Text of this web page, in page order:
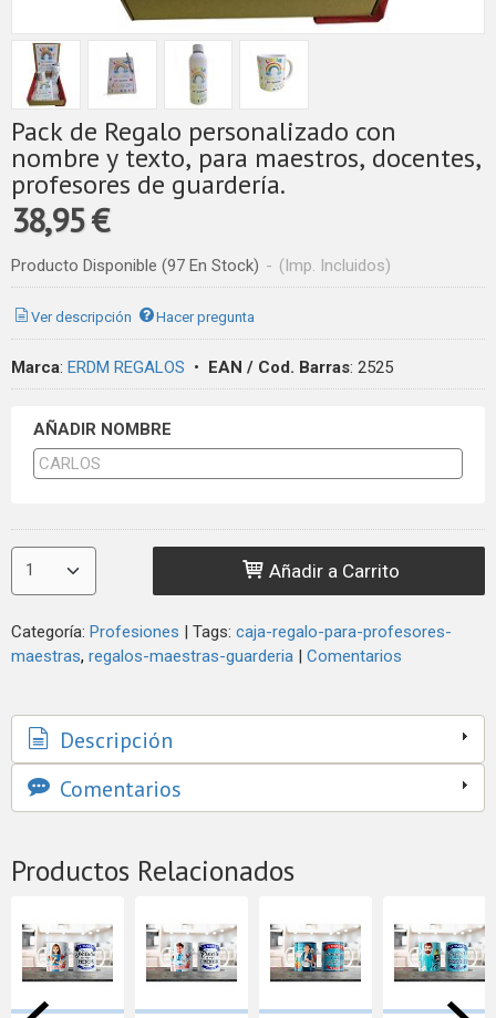
Pack de Regalo personalizado con
nombre y texto, para maestros, docentes,
profesores de guardería.
38,95 €
Producto Disponible (97 En Stock) - (Imp. Incluidos)
Ver descripción Hacer pregunta
Marca: ERDM REGALOS • EAN / Cod. Barras: 2525
AÑADIR NOMBRE
Añadir a Carrito
Categoría: Profesiones | Tags: caja-regalo-para-profesores-
maestras regalos-maestras-guarderia | Comentarios
Descripción
Comentarios
Productos Relacionados